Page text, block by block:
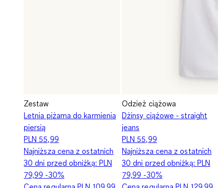
Zestaw
Letnia piżama do karmienia
piersią
PLN 55,99
Najniższa cena z ostatnich
30 dni przed obniżką: PLN
79,99 -30%
Odzież ciążowa
Dżinsy ciążowe - straight
jeans
PLN 55,99
Najniższa cena z ostatnich
30 dni przed obniżką: PLN
79,99 -30%